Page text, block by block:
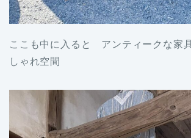
ここも中に入ると アンティークな家
しゃれ空間